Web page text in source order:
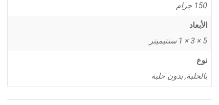
150 جرام
الأبعاد
5 × 3 × 1 سنتيميتر
نوع
بالحلبة, بدون حلبة